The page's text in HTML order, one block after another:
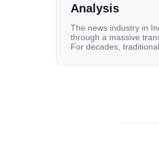
Analysis
The news industry in
through a massive
For decades,
were the main sources
India has become a